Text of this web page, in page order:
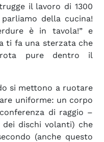
il lavoro di 1300
della cucina!
è in tavola!” e
ti fa una sterzata che
pure dentro il
si mettono a ruotare
uniforme: un corpo
di raggio –
dischi volanti) che
(anche questo